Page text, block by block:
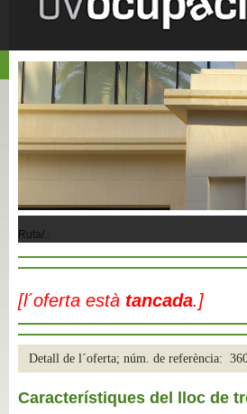
Ruta/..
[l´oferta està tancada.]
Detall de l´oferta; núm. de referència:
Característiques del lloc de